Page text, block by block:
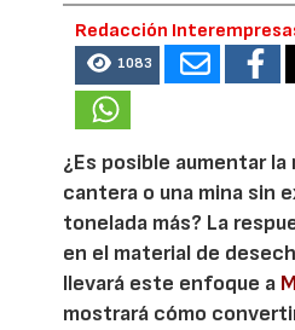
Redacción
1083
¿Es posible aumentar
cantera o una mina sin
tonelada más? La
en el material de
llevará este enfoque a
mostrará cómo